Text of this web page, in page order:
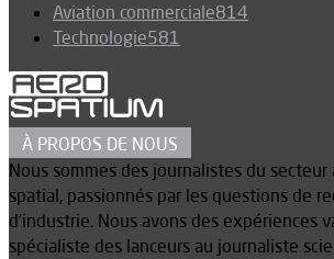
Aviation commerciale814
Technologie581
À PROPOS DE NOUS
Nous sommes des journalistes du
spatial, passionnés par les questions de
d’industrie. Nous avons des expériences
spécialiste des lanceurs au journaliste